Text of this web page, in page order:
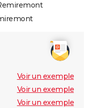
Voir un exemple
Voir un exemple
Voir un exemple